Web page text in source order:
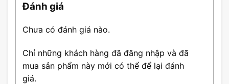
Đánh giá
Chưa có đánh giá nào.
Chỉ những khách hàng đã đăng nhập và đã
mua sản phẩm này mới có thể để lại đánh
giá.